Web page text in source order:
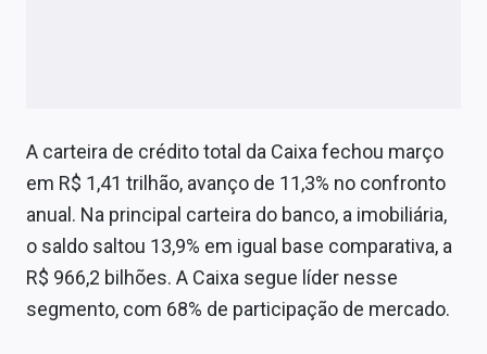
A carteira de crédito total da Caixa fechou março
em R$ 1,41 trilhão, avanço de 11,3% no confronto
anual. Na principal carteira do banco, a imobiliária,
o saldo saltou 13,9% em igual base comparativa, a
R$ 966,2 bilhões. A Caixa segue líder nesse
segmento, com 68% de participação de mercado.